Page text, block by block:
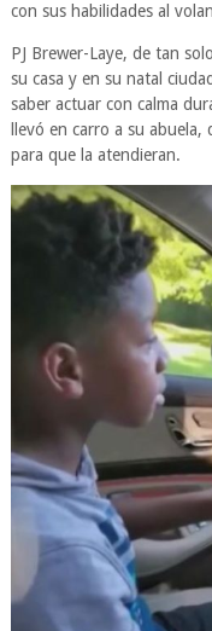
con sus habilidades al
PJ Brewer-Laye, de tan
su casa y en su natal
saber actuar con calma
llevó en carro a su
para que la atendieran.